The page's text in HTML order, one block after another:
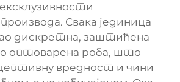
Свака јединица
дискретна, заштићена
оптоварена роба, што
вредност и чини